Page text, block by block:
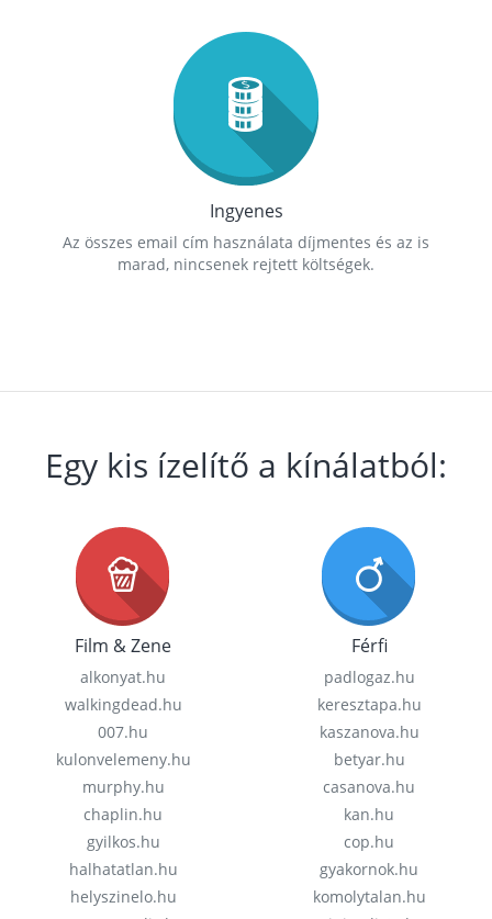
Ingyenes
Az összes email cím használata díjmentes és az is
marad, nincsenek rejtett költségek.
Egy kis ízelítő a kínálatból:
Film & Zene
alkonyat.hu
walkingdead.hu
007.hu
kulonvelemeny.hu
murphy.hu
chaplin.hu
gyilkos.hu
halhatatlan.hu
helyszinelo.hu
Férfi
padlogaz.hu
keresztapa.hu
kaszanova.hu
betyar.hu
casanova.hu
kan.hu
cop.hu
gyakornok.hu
komolytalan.hu